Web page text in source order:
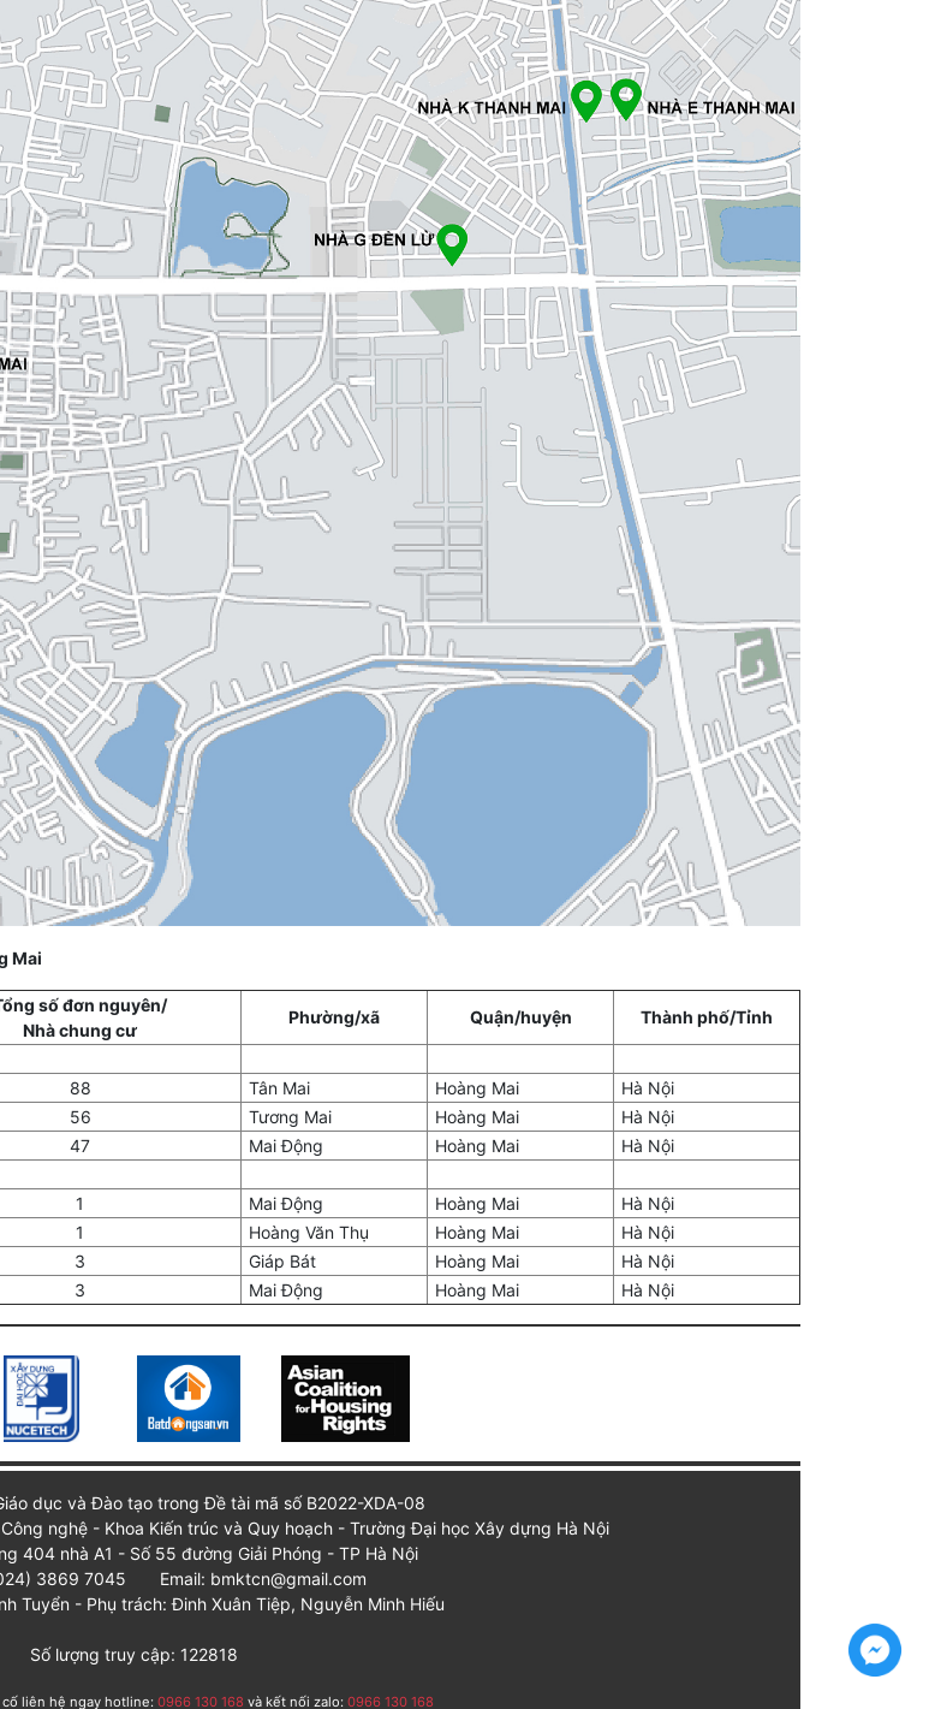
Mai
số đơn nguyên/
Nhà chung cư
Phường/xã Quận/huyện Thành phố/Tỉnh
88 Tân Mai Hoàng Mai
Hà Nội
56 Tương Mai Hoàng Mai
Hà Nội
47 Mai Động Hoàng Mai
Hà Nội
1 Mai Động Hoàng Mai
Hà Nội
1 Hoàng Văn Thụ Hoàng Mai
Hà Nội
3 Giáp Bát Hoàng Mai
Hà Nội
3 Mai Động Hoàng Mai Hà Nội
dục và Đào tạo trong Đề tài mã số B2022-XDA-08
nghệ - Khoa Kiến trúc và Quy hoạch - Trường Đại học Xây dựng Hà Nội
404 nhà A1 - Số 55 đường Giải Phóng - TP Hà Nội
3869 7045
Email: bmktcn@gmail.com
Tuyển - Phụ trách: Đinh Xuân Tiệp, Nguyễn Minh Hiếu
Số lượng truy cập: 122818
liên hệ ngay hotline: 0966 130 168 và kết nối zalo: 0966 130 168